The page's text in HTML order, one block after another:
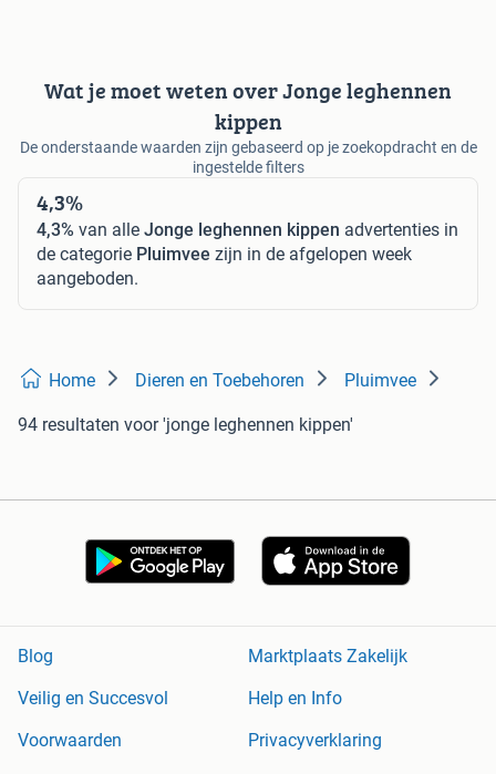
Wat je moet weten over Jonge leghennen
kippen
De onderstaande waarden zijn gebaseerd op je zoekopdracht en de
ingestelde filters
4,3%
4,3% van alle Jonge leghennen kippen advertenties in
de categorie Pluimvee zijn in de afgelopen week
aangeboden.
Home Dieren en Toebehoren Pluimvee
94 resultaten voor 'jonge leghennen kippen'
Blog
Marktplaats Zakelijk
Veilig en Succesvol
Help en Info
Voorwaarden
Privacyverklaring